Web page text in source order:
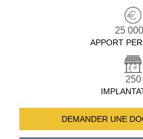
25
APPORT
250
DEMANDER UNE